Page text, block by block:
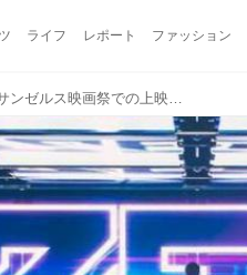
ライフ レポート ファッション
Zeddのドキュメンタリー映画、ロサンゼルス映画祭での上映が決定